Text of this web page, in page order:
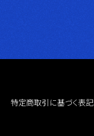
特定商取引に基づく表記